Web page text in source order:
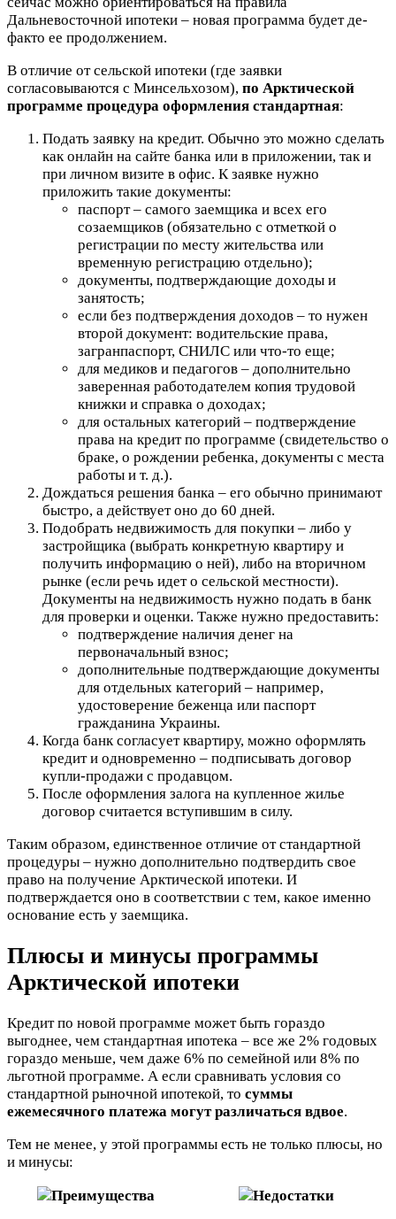
Дальневосточной ипотеки – новая программа будет де-
факто ее продолжением.
В отличие от сельской ипотеки (где заявки
согласовываются с Минсельхозом), по Арктической
программе процедура оформления стандартная:
Подать заявку на кредит. Обычно это можно сделать
как онлайн на сайте банка или в приложении, так и
при личном визите в офис. К заявке нужно
приложить такие документы:
паспорт – самого заемщика и всех его
созаемщиков (обязательно с отметкой о
регистрации по месту жительства или
временную регистрацию отдельно);
документы, подтверждающие доходы и
занятость;
если без подтверждения доходов – то нужен
второй документ: водительские права,
загранпаспорт, СНИЛС или что-то еще;
для медиков и педагогов – дополнительно
заверенная работодателем копия трудовой
книжки и справка о доходах;
для остальных категорий – подтверждение
права на кредит по программе (свидетельство о
браке, о рождении ребенка, документы с места
работы и т. д.).
Дождаться решения банка – его обычно принимают
быстро, а действует оно до 60 дней.
Подобрать недвижимость для покупки – либо у
застройщика (выбрать конкретную квартиру и
получить информацию о ней), либо на вторичном
рынке (если речь идет о сельской местности).
Документы на недвижимость нужно подать в банк
для проверки и оценки. Также нужно предоставить:
подтверждение наличия денег на
первоначальный взнос;
дополнительные подтверждающие документы
для отдельных категорий – например,
удостоверение беженца или паспорт
гражданина Украины.
Когда банк согласует квартиру, можно оформлять
кредит и одновременно – подписывать договор
купли-продажи с продавцом.
После оформления залога на купленное жилье
договор считается вступившим в силу.
Таким образом, единственное отличие от стандартной
процедуры – нужно дополнительно подтвердить свое
право на получение Арктической ипотеки. И
подтверждается оно в соответствии с тем, какое именно
основание есть у заемщика.
Плюсы и минусы программы
Арктической ипотеки
Кредит по новой программе может быть гораздо
выгоднее, чем стандартная ипотека – все же 2% годовых
гораздо меньше, чем даже 6% по семейной или 8% по
льготной программе. А если сравнивать условия со
стандартной рыночной ипотекой, то суммы
ежемесячного платежа могут различаться вдвое.
Тем не менее, у этой программы есть не только плюсы, но
и минусы:
Преимущества
Недостатки